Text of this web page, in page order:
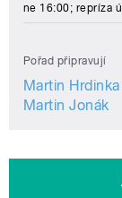
ne 16:00; repríza
Pořad připravují
Martin Hrdinka
Martin Jonák